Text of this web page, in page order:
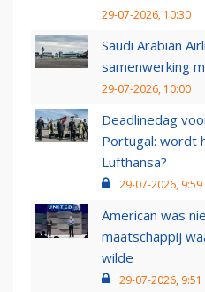
29-07-2026, 10:30
Saudi Arabian
samenwerking
29-07-2026, 10:00
Deadlinedag
Portugal: wordt
Lufthansa?
29-07-2026, 9:59
American was
maatschappij
wilde
29-07-2026, 9:51